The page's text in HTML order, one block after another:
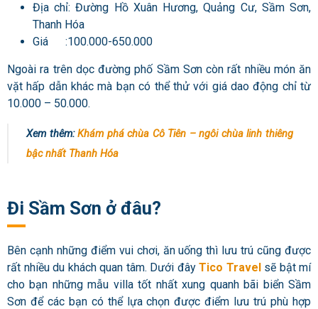
Địa chỉ: Đường Hồ Xuân Hương, Quảng Cư, Sầm Sơn,
Thanh Hóa
Giá :100.000-650.000
Ngoài ra trên dọc đường phố Sầm Sơn còn rất nhiều món ăn
vặt hấp dẫn khác mà bạn có thể thử với giá dao động chỉ từ
10.000 – 50.000.
Xem thêm:Khám phá chùa Cô Tiên – ngôi chùa linh thiêng
bậc nhất Thanh Hóa
Đi Sầm Sơn ở đâu?
Bên cạnh những điểm vui chơi, ăn uống thì lưu trú cũng được
rất nhiều du khách quan tâm. Dưới đây Tico Travelsẽ bật mí
cho bạn những mẫu villa tốt nhất xung quanh bãi biển Sầm
Sơn để các bạn có thể lựa chọn được điểm lưu trú phù hợp